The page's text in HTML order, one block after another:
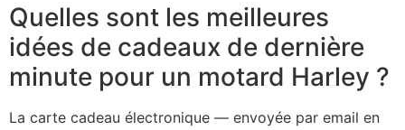
Quelles sont les meilleures
idées de cadeaux de dernière
minute pour un motard Harley ?
La carte cadeau électronique — envoyée par email en